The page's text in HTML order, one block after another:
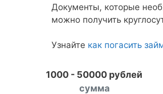
Документы, которые
можно получить
Узнайте как погасить
1000 - 50000 рублей
сумма